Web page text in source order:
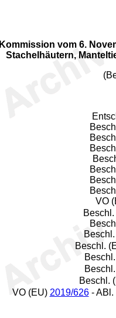
vom 6.
Stachelhäutern,
VO
Beschl.
Beschl.
Beschl.
VO (EU) 2019/626- ABl.